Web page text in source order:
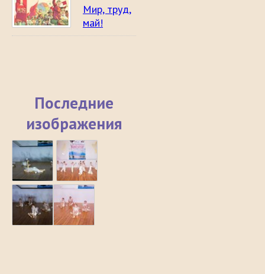
Мир, труд,
май!
Последние
изображения